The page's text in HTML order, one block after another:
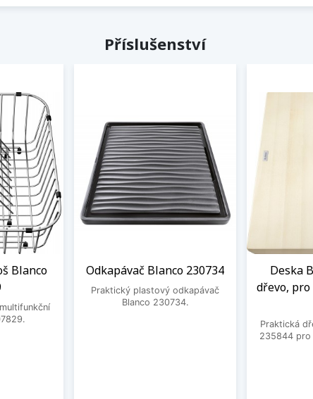
Příslušenství
Blanco
Odkapávač Blanco 230734
Praktický plastový odkapávač
Blanco 230734.
Deska
dřevo,
Praktická
235844 pro